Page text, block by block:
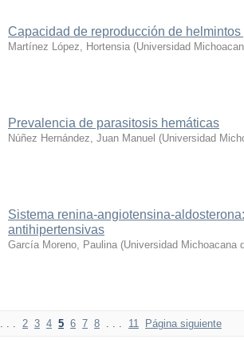
Capacidad de reproducción de
Martínez López, Hortensia (Universidad
Prevalencia de parasitosis hemáticas
Núñez Hernández, Juan Manuel (Universidad
Sistema renina-angiotensina-
antihipertensivas
García Moreno, Paulina (Universidad Michoacana
. . . 2 3 4 5 6 7 8 . . . 11 Página siguiente